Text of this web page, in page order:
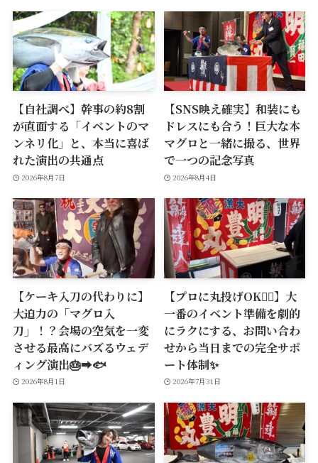
【自社調べ】幹事の約8割
が直面する「イベントのマ
ンネリ化」と、本当に喜ば
れた演出の共通点
2026年8月7日
【SNS映え確実】和装にも
ドレスにも合う！巨大な本
マグロと一緒に撮る、世界
で一つの記念写真
2026年8月4日
【ケーキ入刀の代わりに】
大迫力の「マグロ入
刀」！？会場の空気を一変
させる最高にバズるウェデ
ィング演出🎂➡️🐟
2026年8月1日
【プロに丸投げOK🙆‍♂️】大
一番のイベント準備を劇的
にラクにする、お問い合わ
せから当日までの完全サポ
ート体制✨
2026年7月31日